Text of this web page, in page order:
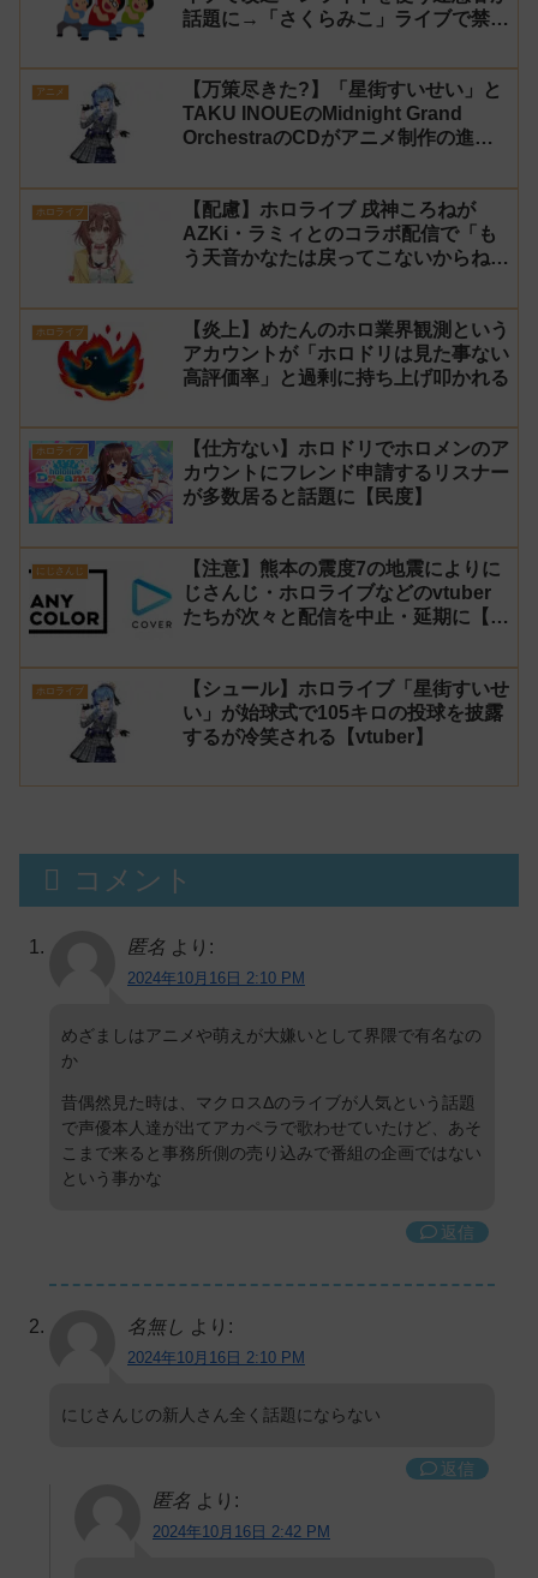
話題に→「さくらみこ」ライブで禁止
アニメ
【万策尽きた?】「星街すいせい」と
TAKU INOUEのMidnight Grand
OrchestraのCDがアニメ制作の進行
ホロライブ
【配慮】ホロライブ 戌神ころねが
AZKi・ラミィとのコラボ配信で「も
う天音かなたは戻ってこないからね」
ホロライブ
【炎上】めたんのホロ業界観測という
アカウントが「ホロドリは見た事ない
高評価率」と過剰に持ち上げ叩かれる
ホロライブ
【仕方ない】ホロドリでホロメンのア
カウントにフレンド申請するリスナー
が多数居ると話題に【民度】
にじさんじ
【注意】熊本の震度7の地震によりに
じさんじ・ホロライブなどのvtuber
たちが次々と配信を中止・延期に【不
ホロライブ
【シュール】ホロライブ「星街すいせ
い」が始球式で105キロの投球を披露
するが冷笑される【vtuber】
コメント
匿名 より:
2024年10月16日 2:10 PM
めざましはアニメや萌えが大嫌いとして界隈で有名なの
か
昔偶然見た時は、マクロスΔのライブが人気という話題
で声優本人達が出てアカペラで歌わせていたけど、あそ
こまで来ると事務所側の売り込みで番組の企画ではない
という事かな
返信
名無し より:
2024年10月16日 2:10 PM
にじさんじの新人さん全く話題にならない
返信
匿名 より:
2024年10月16日 2:42 PM